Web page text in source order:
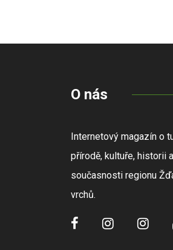
O nás
Internetový magazín o
přírodě, kultuře, historii a
současnosti regionu
vrchů.